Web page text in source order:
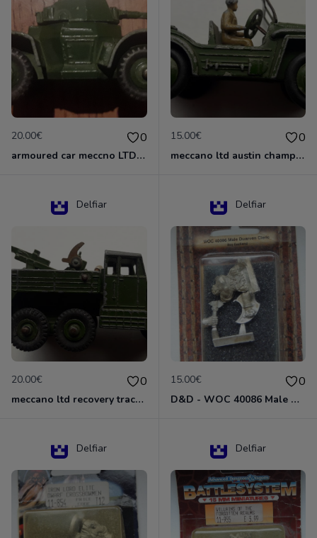
20.00€ 0
armoured car meccno LTD N°670
15.00€ 0
meccano ltd austin champ N°674
Delfiar
20.00€ 0
meccano ltd recovery tractor N°661
Delfiar
15.00€ 0
D&D - WOC 40086 Male Dwarven Cleric Miniature - Donjons Dragons
Delfiar Delfiar